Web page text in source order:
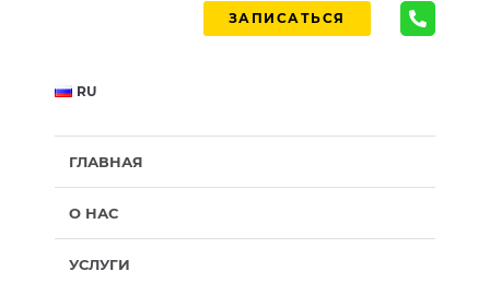
ЗАПИСАТЬСЯ
RU
ГЛАВНАЯ
О НАС
УСЛУГИ